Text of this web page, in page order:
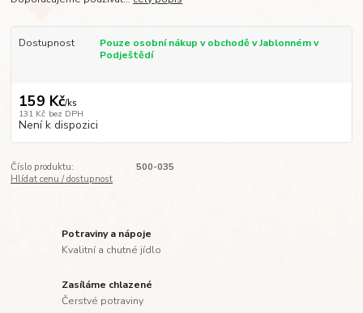
Dostupnost
Pouze osobní nákup v obchodě v Jablonném v
Podještědí
159 Kč/ks
131 Kč bez DPH
Není k dispozici
Číslo produktu:
500-035
Hlídat cenu / dostupnost
Potraviny a nápoje
Kvalitní a chutné jídlo
Zasíláme chlazené
Čerstvé potraviny